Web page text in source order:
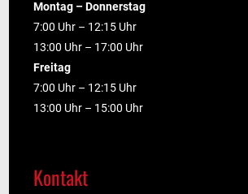
Montag – Donnerstag
7:00 Uhr – 12:15 Uhr
13:00 Uhr – 17:00 Uhr
Freitag
7:00 Uhr – 12:15 Uhr
13:00 Uhr – 15:00 Uhr
Kontakt